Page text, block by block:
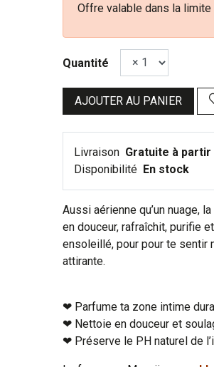
Offre valable dans la
Quantité
AJOUTER AU PANIER
Livraison Gratuite à partir
Disponibilité En stock
Aussi aérienne qu’un nuage,
en douceur, rafraîchit, purifie
ensoleillé, pour pour te sentir
attirante.
❤︎ Parfume ta zone intime
❤︎ Nettoie en douceur et
❤︎ Préserve le PH naturel de